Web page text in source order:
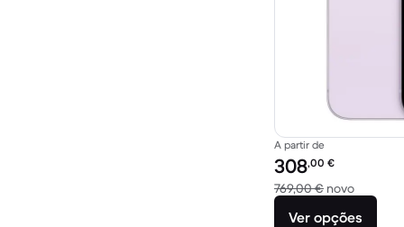
A partir de
Preço recondicionado:
308,00 €
769,00 € novoVersus
Ver opções